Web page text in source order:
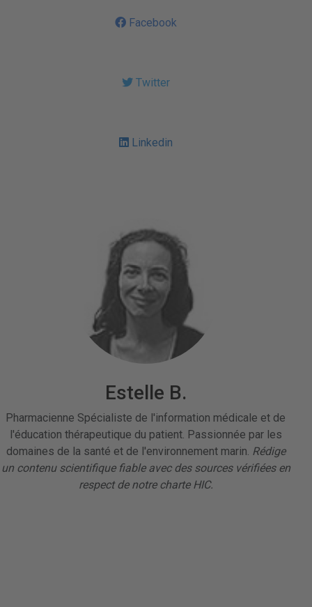
Facebook
Twitter
Linkedin
Estelle B.
Pharmacienne Spécialiste de l'information médicale et de
l'éducation thérapeutique du patient. Passionnée par les
domaines de la santé et de l'environnement marin. Rédige
un contenu scientifique fiable avec des sources vérifiées en
respect de notre charte HIC.